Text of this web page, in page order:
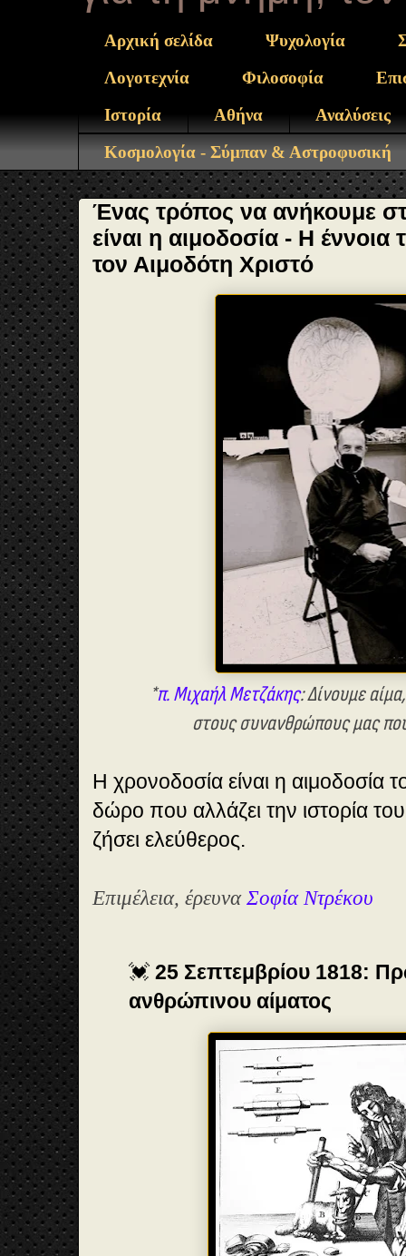
Αρχική σελίδα Ψυχολογία
Λογοτεχνία
Φιλοσοφία
Ιστορία
Αθήνα
Αναλύσεις
Κοσμολογία - Σύμπαν & Αστροφυσική
Ένας τρόπος να ανήκουμε
είναι η αιμοδοσία - Η έννοια
τον Αιμοδότη Χριστό
*π. Μιχαήλ Μετζάκης:Δίνουμε
στουςσυνανθρώπους μας
Η χρονοδοσία είναι η αιμοδοσία
δώρο που αλλάζει την ιστορία
ζήσει ελεύθερος.
Επιμέλεια, έρευναΣοφία Ντρέκου
💓 25 Σεπτεμβρίου 1818:
ανθρώπινου αίματος